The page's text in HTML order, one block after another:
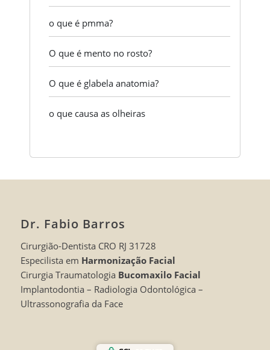
o que é pmma?
O que é mento no rosto?
O que é glabela anatomia?
o que causa as olheiras
Dr. Fabio Barros
Cirurgião-Dentista CRO RJ 31728
Especilista em Harmonização Facial
Cirurgia Traumatologia Bucomaxilo Facial
Implantodontia – Radiologia Odontológica –
Ultrassonografia da Face